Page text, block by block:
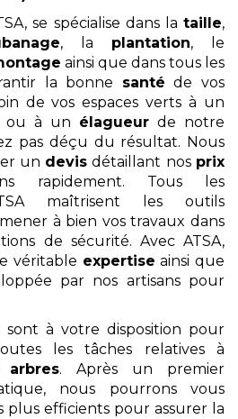
se spécialise dans lataille,
, la plantation, le
ainsi que dans tous les
la bonne santé de vos
de vos espaces verts à un
ou à un élagueur de notre
pas déçu du résultat. Nous
un devis détaillant nos prix
rapidement. Tous les
maîtrisent les outils
à bien vos travaux dans
de sécurité. Avec ATSA,
véritable expertise ainsi que
par nos artisans pour
sont à votre disposition pour
les tâches relatives à
arbres. Après un premier
nous pourrons vous
plus efficients pour assurer la